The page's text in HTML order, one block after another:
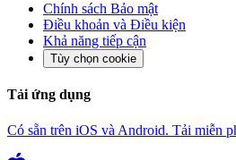
Chính sách Bảo mật
Điều khoản và Điều kiện
Khả năng tiếp cận
Tùy chọn cookie
Tải ứng dụng
Có sẵn trên iOS và Android. Tải miễn